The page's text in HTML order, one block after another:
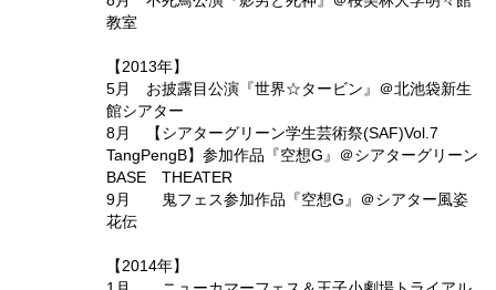
教室
【2013年】
5月 お披露目公演『世界☆タービン』＠北池袋新生
館シアター
8月 【シアターグリーン学生芸術祭(SAF)Vol.7
TangPengB】参加作品『空想G』＠シアターグリーン
BASE THEATER
9月 鬼フェス参加作品『空想G』＠シアター風姿
花伝
【2014年】